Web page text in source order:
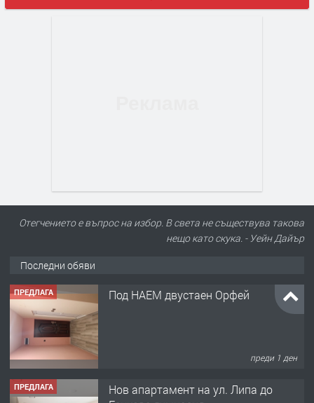
Отегчението е въпрос на избор. В света не съществува такова
нещо като скука. - Уейн Дайър
Последни обяви
ПРЕДЛАГА Под НАЕМ двустаен Орфей
преди 1 ден
ПРЕДЛАГА
Нов апартамент на ул. Липа до